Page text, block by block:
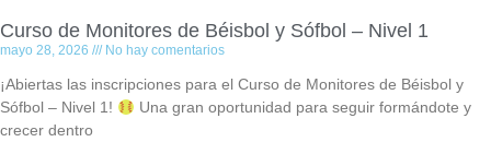
Curso de Monitores de Béisbol y Sófbol – Nivel 1
mayo 28, 2026 No hay comentarios
¡Abiertas las inscripciones para el Curso de Monitores de Béisbol y
Sófbol – Nivel 1!
Una gran oportunidad para seguir formándote y
crecer dentro